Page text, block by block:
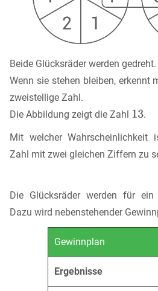
Beide Glücksräder werden gedreht.
Wenn sie stehen bleiben, erkennt
zweistellige Zahl.
Die Abbildung zeigt die Zahl
.
Mit welcher Wahrscheinlichkeit
Zahl mit zwei gleichen Ziffern zu
Die Glücksräder werden für ein
Dazu wird nebenstehender
Gewinnplan
Ergebnisse